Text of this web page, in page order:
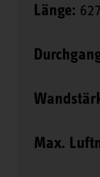
Länge:
Max.